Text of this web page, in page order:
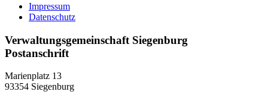
Impressum
Datenschutz
Verwaltungsgemeinschaft Siegenburg
Postanschrift
Marienplatz 13
93354 Siegenburg